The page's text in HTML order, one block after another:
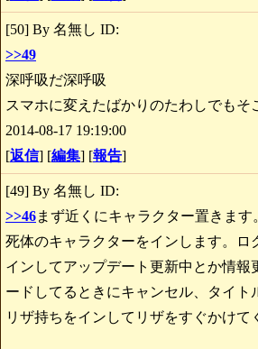
[50] By 名無し ID:
>>49
深呼吸だ深呼吸
スマホに変えたばかりのたわしでもそ
2014-08-17 19:19:00
[返信] [編集] [報告]
[49] By 名無し ID:
>>46まず近くにキャラクター置きます
死体のキャラクターをインします。ロ
インしてアップデート更新中とか情報
ードしてるときにキャンセル、タイト
リザ持ちをインしてリザをすぐかけて